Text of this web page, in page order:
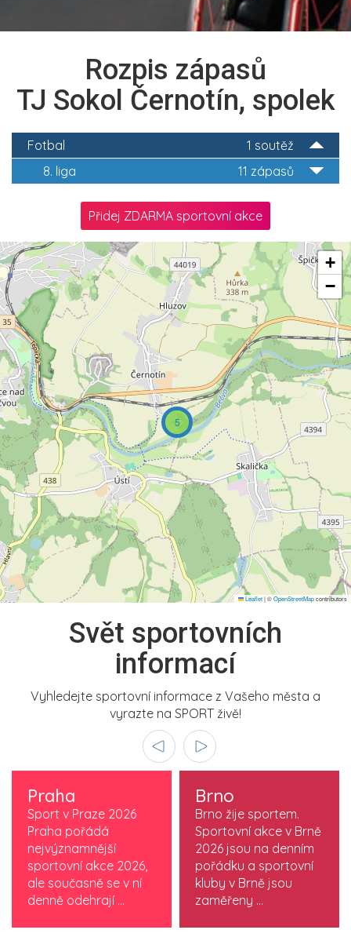
Rozpis zápasů
TJ Sokol Černotín, spolek
1 soutěž
Fotbal
11 zápasů
8. liga
Přidej ZDARMA sportovní akce
5
+
−
Leaflet|©OpenStreetMapcontributors
Svět sportovních
informací
Vyhledejte sportovní informace z Vašeho města a
vyrazte na SPORT živě!
Praha
Sport v Praze 2026
Praha pořádá
nejvýznamnější
sportovní akce 2026,
ale současně se v ní
denně odehrají ...
Brno
Brno žije sportem.
Sportovní akce v Brně
2026 jsou na denním
pořádku a sportovní
kluby v Brně jsou
zaměřeny ...